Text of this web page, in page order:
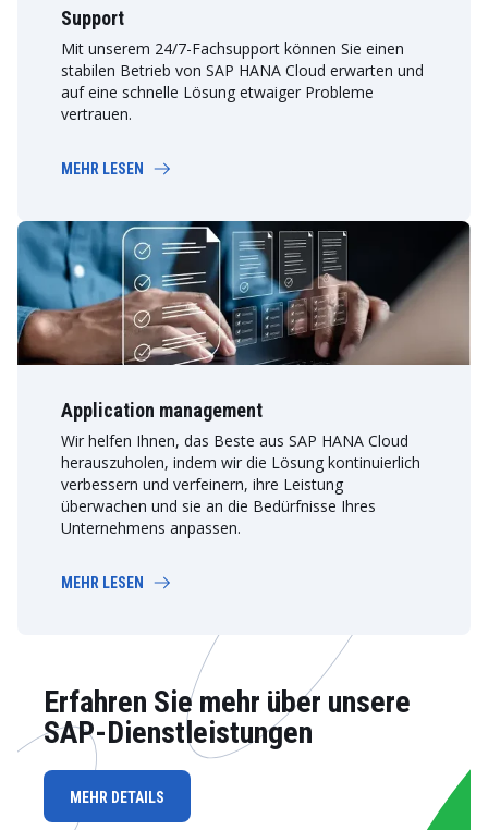
Support
Mit unserem 24/7-Fachsupport können Sie einen
stabilen Betrieb von SAP HANA Cloud erwarten und
auf eine schnelle Lösung etwaiger Probleme
vertrauen.
MEHR LESEN
Application management
Wir helfen Ihnen, das Beste aus SAP HANA Cloud
herauszuholen, indem wir die Lösung kontinuierlich
verbessern und verfeinern, ihre Leistung
überwachen und sie an die Bedürfnisse Ihres
Unternehmens anpassen.
MEHR LESEN
Erfahren Sie mehr über unsere
SAP-Dienstleistungen
MEHR DETAILS